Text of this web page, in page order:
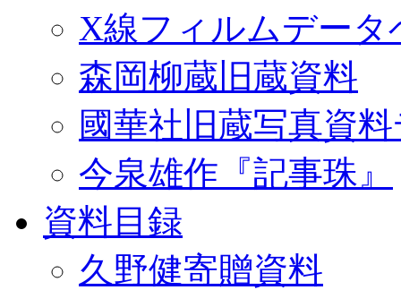
X線フィルムデータ
森岡柳蔵旧蔵資料
國華社旧蔵写真資
今泉雄作『記事珠』
資料目録
久野健寄贈資料